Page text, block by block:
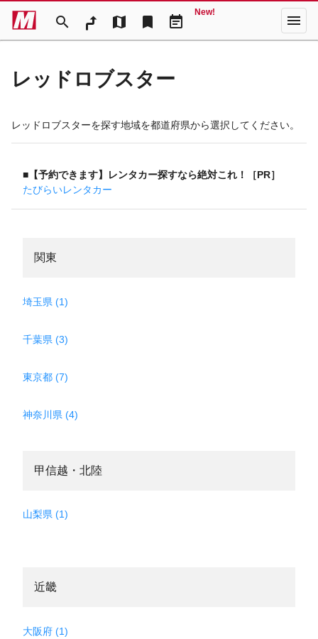
search map bookmark event_note
New! menu
レッドロブスター
レッドロブスターを探す地域を都道府県から選択してください。
■【予約できます】レンタカー探すなら絶対これ！［PR］
たびらいレンタカー
関東
埼玉県 (1)
千葉県 (3)
東京都 (7)
神奈川県 (4)
甲信越・北陸
山梨県 (1)
近畿
大阪府 (1)